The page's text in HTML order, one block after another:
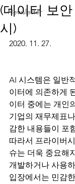
Newsletter
(데이터 보
시)
2020. 11. 27.
AI 시스템은 일반
이터에 의존하게
이터 중에는 개인
기업의 재무제표
감한 내용들이 포
따라서 프라이버
슈는 더욱 중요해
개발하거나 사용
입장에서는 민감